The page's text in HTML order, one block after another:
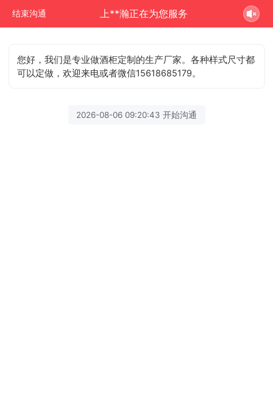
结束沟通 上**瀚正在为您服务
您好，我们是专业做酒柜定制的生产厂家。各种样式尺寸都
可以定做，欢迎来电或者微信15618685179。
2026-08-06 09:20:43 开始沟通